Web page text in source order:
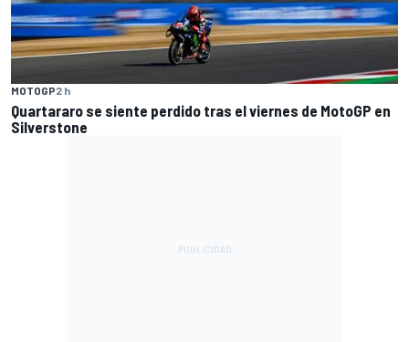
MOTOGP2 h
Quartararo se siente perdido tras el viernes de MotoGP en
Silverstone